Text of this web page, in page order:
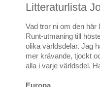
Litteraturlista
Vad tror ni om den här
Runt-utmaning till
olika världsdelar. Jag
mer krävande, tjockt
alla i varje världsdel.